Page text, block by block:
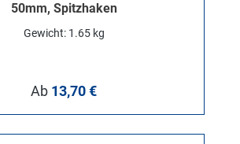
50mm, Spitzhaken
Gewicht: 1.65 kg
Regulärer Preis:
Ab 13,70 €